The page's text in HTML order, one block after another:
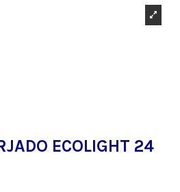
ECOLIGHT 24